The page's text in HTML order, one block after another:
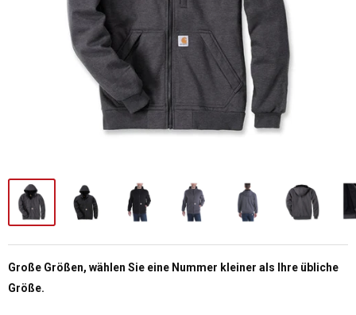
Große Größen, wählen Sie eine Nummer kleiner als Ihre übliche
Größe.